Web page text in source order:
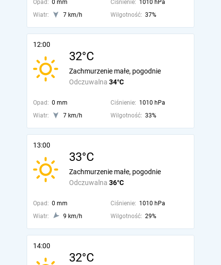
Opad: 0 mm Ciśnienie: 1010 hPa
Wiatr:
7 km/h Wilgotność: 37%
12:00
32°C
Odczuwalna 34°C
Zachmurzenie małe, pogodnie
Opad: 0 mm Ciśnienie: 1010 hPa
Wiatr:
7 km/h Wilgotność: 33%
13:00
33°C
Odczuwalna 36°C
Zachmurzenie małe, pogodnie
Opad: 0 mm Ciśnienie: 1010 hPa
Wiatr:
9 km/h Wilgotność: 29%
14:00
32°C